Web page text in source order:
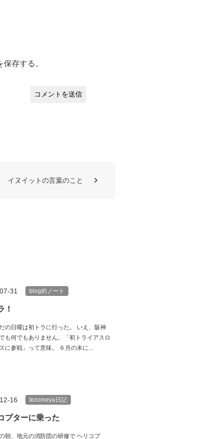
存する。
イヌイットの言葉のこと
31 blog的ノート
！
の日曜は初トラに行った。 いえ、阪神
も何でもありません。「初トライアスロ
に参戦」って意味。 ６月の末に...
16 tezomeya日記
プターに乗った
朝、地元の消防団の研修で ヘリコプ